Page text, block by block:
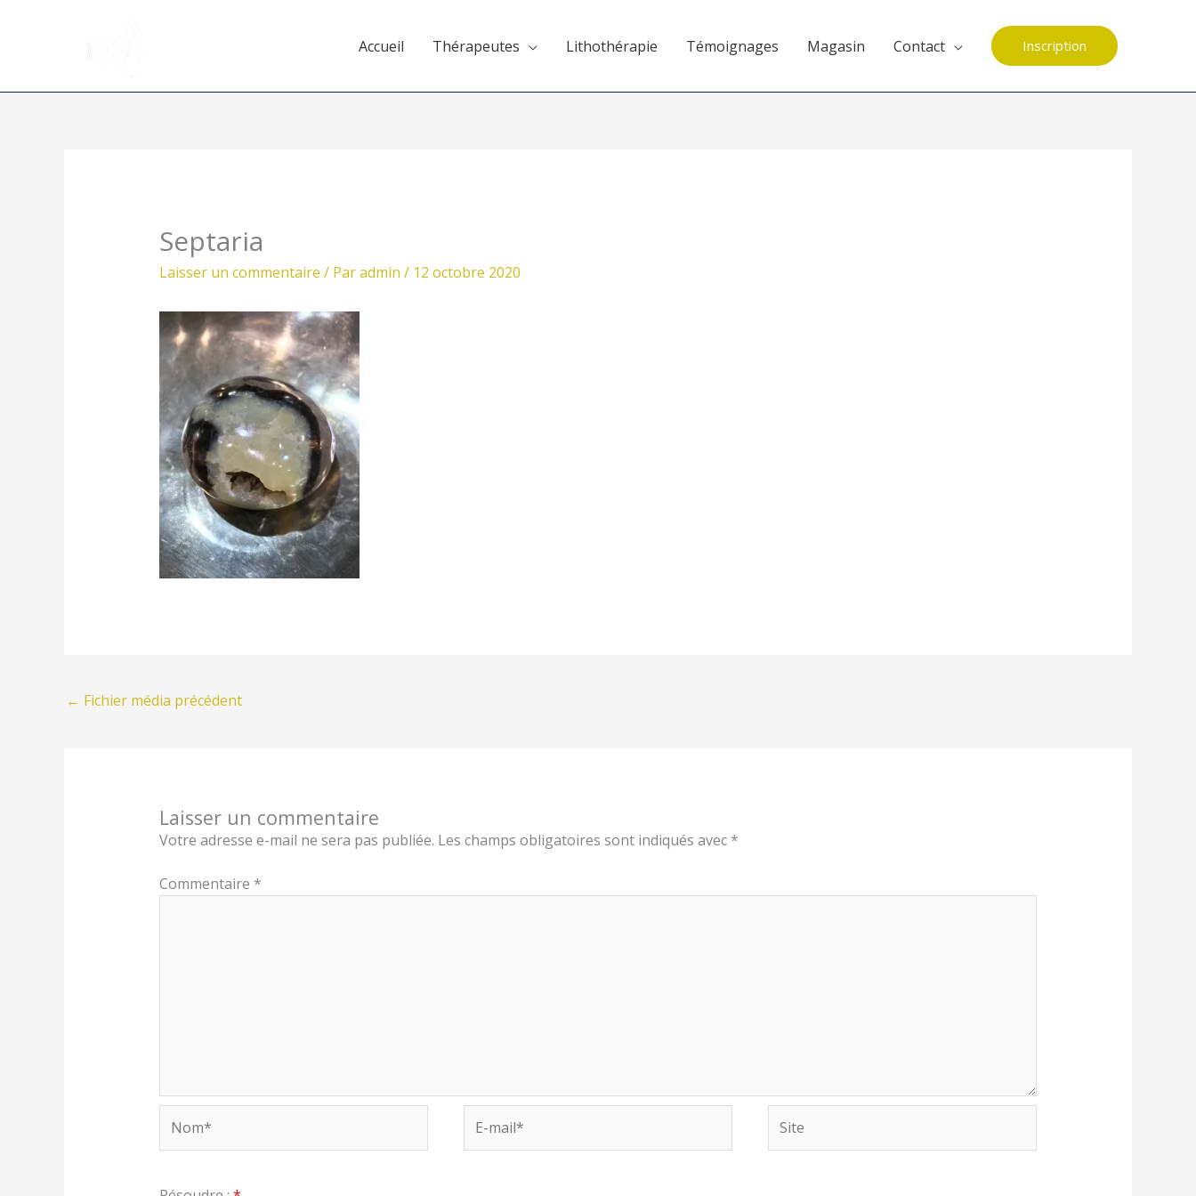
Accueil Thérapeutes Lithothérapie Témoignages Magasin Contact Inscription
Septaria
Laisser un commentaire / Paradmin / 12 octobre 2020
← Fichier média précédent
Laisser un commentaire
Votre adresse e-mail ne sera pas publiée. Les champs obligatoires sont indiqués avec *
Commentaire *
mail*